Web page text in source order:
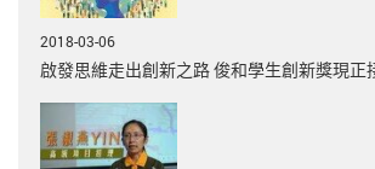
2018-03-06
啟發思維走出創新之路 俊和學生創新獎現正